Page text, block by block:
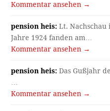
Kommentar ansehen →
pension heis: Lt. Nachschau
Jahre 1924 fanden am…
Kommentar ansehen →
pension heis: Das Gußjahr
Kommentar ansehen →